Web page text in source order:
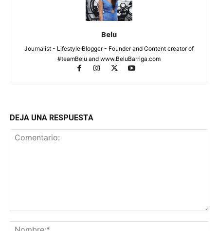
Belu
Journalist - Lifestyle Blogger - Founder and Content creator of
#teamBelu and www.BeluBarriga.com
DEJA UNA RESPUESTA